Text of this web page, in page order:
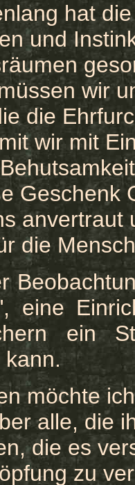
hat
und
wir
die
wir mit
Geschenk
anvertraut
die
eine
ein
kann.
möchte
alle, die
die es
zu